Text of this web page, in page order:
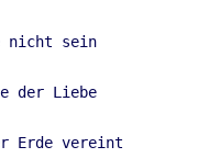
nicht sein
der Liebe
Erde vereint